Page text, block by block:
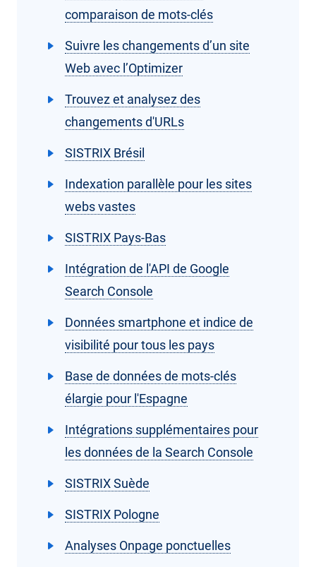
comparaison de mots-clés
Suivre les changements d’un site
Web avec l’Optimizer
Trouvez et analysez des
changements d'URLs
SISTRIX Brésil
Indexation parallèle pour les sites
webs vastes
SISTRIX Pays-Bas
Intégration de l'API de Google
Search Console
Données smartphone et indice de
visibilité pour tous les pays
Base de données de mots-clés
élargie pour l'Espagne
Intégrations supplémentaires pour
les données de la Search Console
SISTRIX Suède
SISTRIX Pologne
Analyses Onpage ponctuelles